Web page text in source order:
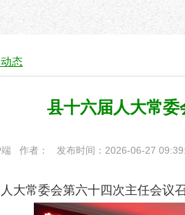
态
县十六届人大常
作者： 发布时间：2026-06-27
大常委会第六十四 次主任会议